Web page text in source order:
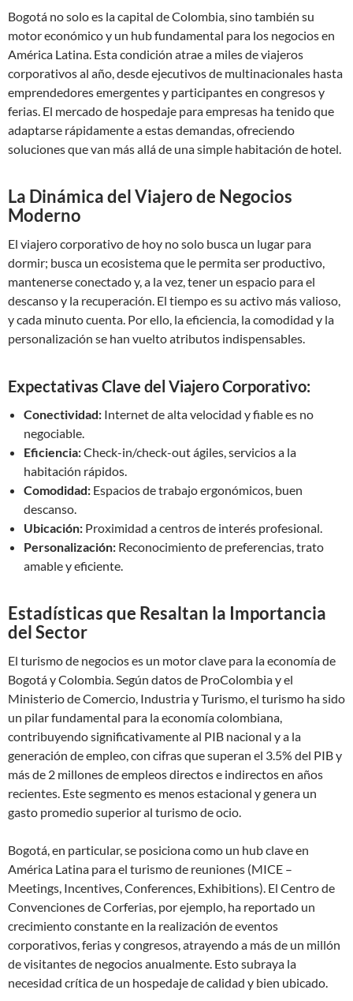
Bogotá no solo es la capital de Colombia, sino también su
motor económico y un hub fundamental para los negocios en
América Latina. Esta condición atrae a miles de viajeros
corporativos al año, desde ejecutivos de multinacionales hasta
emprendedores emergentes y participantes en congresos y
ferias. El mercado de hospedaje para empresas ha tenido que
adaptarse rápidamente a estas demandas, ofreciendo
soluciones que van más allá de una simple habitación de hotel.
La Dinámica del Viajero de Negocios
Moderno
El viajero corporativo de hoy no solo busca un lugar para
dormir; busca un ecosistema que le permita ser productivo,
mantenerse conectado y, a la vez, tener un espacio para el
descanso y la recuperación. El tiempo es su activo más valioso,
y cada minuto cuenta. Por ello, la eficiencia, la comodidad y la
personalización se han vuelto atributos indispensables.
Expectativas Clave del Viajero Corporativo:
Conectividad: Internet de alta velocidad y fiable es no
negociable.
Eficiencia:Check-in/check-out ágiles, servicios a la
habitación rápidos.
Comodidad: Espacios de trabajo ergonómicos, buen
descanso.
Ubicación: Proximidad a centros de interés profesional.
Personalización: Reconocimiento de preferencias, trato
amable y eficiente.
Estadísticas que Resaltan la Importancia
del Sector
El turismo de negocios es un motor clave para la economía de
Bogotá y Colombia. Según datos de ProColombia y el
Ministerio de Comercio, Industria y Turismo, el turismo ha sido
un pilar fundamental para la economía colombiana,
contribuyendo significativamente al PIB nacional y a la
generación de empleo, con cifras que superan el 3.5% del PIB y
más de 2 millones de empleos directos e indirectos en años
recientes. Este segmento es menos estacional y genera un
gasto promedio superior al turismo de ocio.
Bogotá, en particular, se posiciona como un hub clave en
América Latina para el turismo de reuniones (MICE –
Meetings, Incentives, Conferences, Exhibitions). El Centro de
Convenciones de Corferias, por ejemplo, ha reportado un
crecimiento constante en la realización de eventos
corporativos, ferias y congresos, atrayendo a más de un millón
de visitantes de negocios anualmente. Esto subraya la
necesidad crítica de un hospedaje de calidad y bien ubicado.